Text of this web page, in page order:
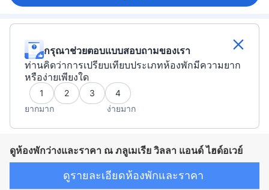
กรุณาช่วยตอบแบบสอบถามของเรา
ท่านคิดว่าการเปรียบเทียบประเภทห้องพักมีความยาก
หรือง่ายเพียงใด
1 2 3
4
ยากมาก
ง่ายมาก
ดูห้องพักว่างและราคา ณ ภลูเมเรีย วิลลา แอนด์ ไฮด์อเวย์
ดูรายละเอียดห้องพักและราคา